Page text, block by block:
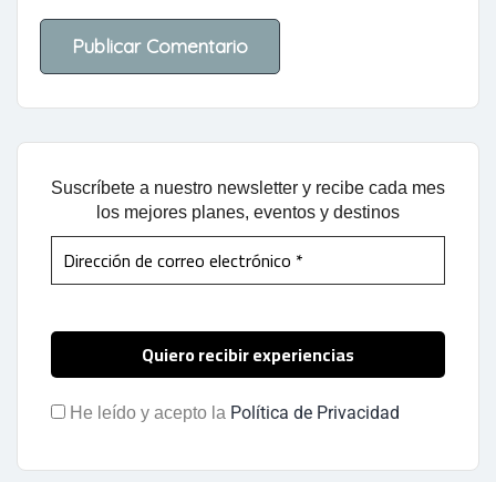
Suscríbete a nuestro newsletter y recibe cada mes
los mejores planes, eventos y destinos
He leído y acepto la Política de Privacidad